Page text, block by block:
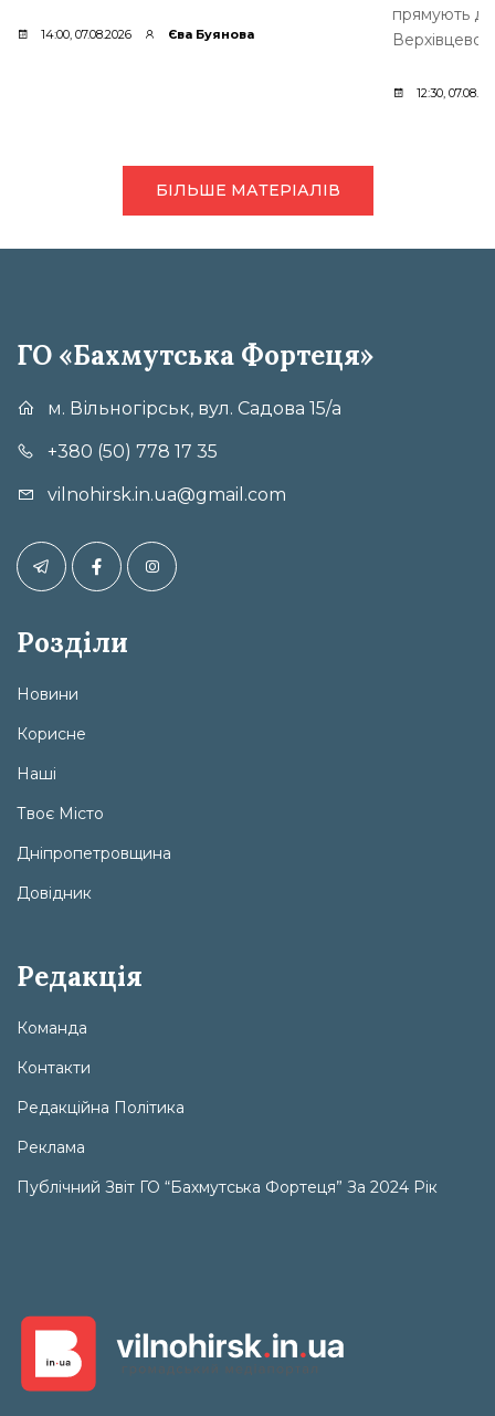
14:00, 07.08.2026 Єва Буянова
прямують до
12:30,
БІЛЬШЕ МАТЕРІАЛІВ
ГО «Бахмутська Фортеця»
м. Вільногірськ, вул. Садова 15/а
+380 (50) 778 17 35
vilnohirsk.in.ua@gmail.com
Розділи
Новини
Корисне
Наші
Твоє Місто
Дніпропетровщина
Довідник
Редакція
Команда
Контакти
Редакційна Політика
Реклама
Публічний Звіт ГО “Бахмутська Фортеця” За 2024 Рік